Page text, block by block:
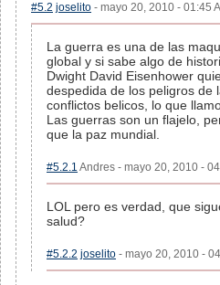
#5.2 joselito - mayo 20, 2010 - 01:45
La guerra es una de las
global y si sabe algo de
Dwight David Eisenhower
despedida de los peligros de
conflictos belicos, lo que
Las guerras son un flajelo,
que la paz mundial.
#5.2.1 Andres - mayo 20, 2010 -
LOL pero es verdad, que
salud?
#5.2.2 joselito - mayo 20, 2010 -